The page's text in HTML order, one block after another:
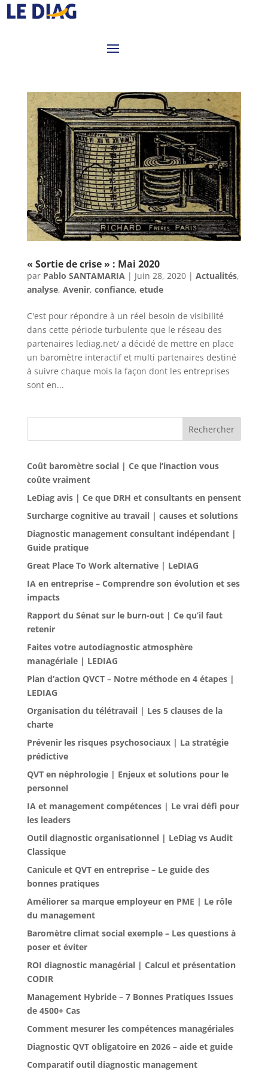
« Sortie de crise » : Mai 2020
par Pablo SANTAMARIA| Juin 28, 2020| Actualités,
analyse, Avenir, confiance, etude
C'est pour répondre à un réel besoin de visibilité
dans cette période turbulente que le réseau des
partenaires lediag.net/ a décidé de mettre en place
un baromètre interactif et multi partenaires destiné
à suivre chaque mois la façon dont les entreprises
sont en...
Rechercher
Coût baromètre social | Ce que l’inaction vous
coûte vraiment
LeDiag avis | Ce que DRH et consultants en pensent
Surcharge cognitive au travail | causes et solutions
Diagnostic management consultant indépendant |
Guide pratique
Great Place To Work alternative | LeDIAG
IA en entreprise – Comprendre son évolution et ses
impacts
Rapport du Sénat sur le burn-out | Ce qu’il faut
retenir
Faites votre autodiagnostic atmosphère
managériale | LEDIAG
Plan d’action QVCT – Notre méthode en 4 étapes |
LEDIAG
Organisation du télétravail | Les 5 clauses de la
charte
Prévenir les risques psychosociaux | La stratégie
prédictive
QVT en néphrologie | Enjeux et solutions pour le
personnel
IA et management compétences | Le vrai défi pour
les leaders
Outil diagnostic organisationnel | LeDiag vs Audit
Classique
Canicule et QVT en entreprise – Le guide des
bonnes pratiques
Améliorer sa marque employeur en PME | Le rôle
du management
Baromètre climat social exemple – Les questions à
poser et éviter
ROI diagnostic managérial | Calcul et présentation
CODIR
Management Hybride – 7 Bonnes Pratiques Issues
de 4500+ Cas
Comment mesurer les compétences managériales
Diagnostic QVT obligatoire en 2026 – aide et guide
Comparatif outil diagnostic management